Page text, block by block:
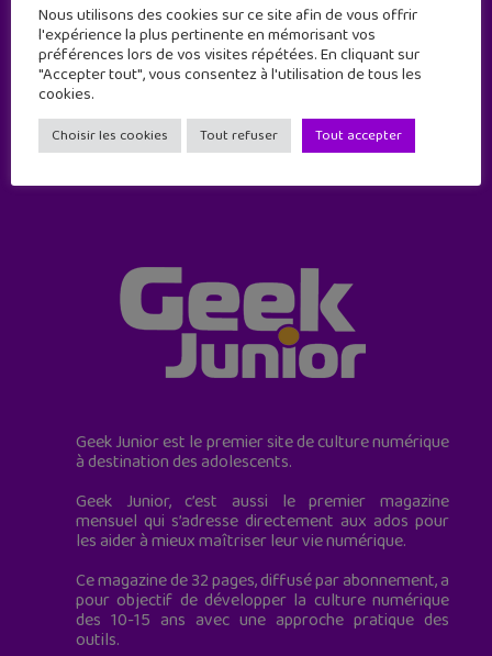
Abonne-toi !
11 numéros par an
JE M'ABONNE !
Geek Junior est le premier site de culture numérique
à destination des adolescents.
Geek Junior, c’est aussi le premier magazine
mensuel qui s’adresse directement aux ados pour
les aider à mieux maîtriser leur vie numérique.
Ce magazine de 32 pages, diffusé par abonnement, a
pour objectif de développer la culture numérique
des 10-15 ans avec une approche pratique des
outils.
Nous utilisons des cookies sur ce site afin de vous offrir
l'expérience la plus pertinente en mémorisant vos
préférences lors de vos visites répétées. En cliquant sur
"Accepter tout", vous consentez à l'utilisation de tous les
cookies.
Choisir les cookies Tout refuser Tout accepter